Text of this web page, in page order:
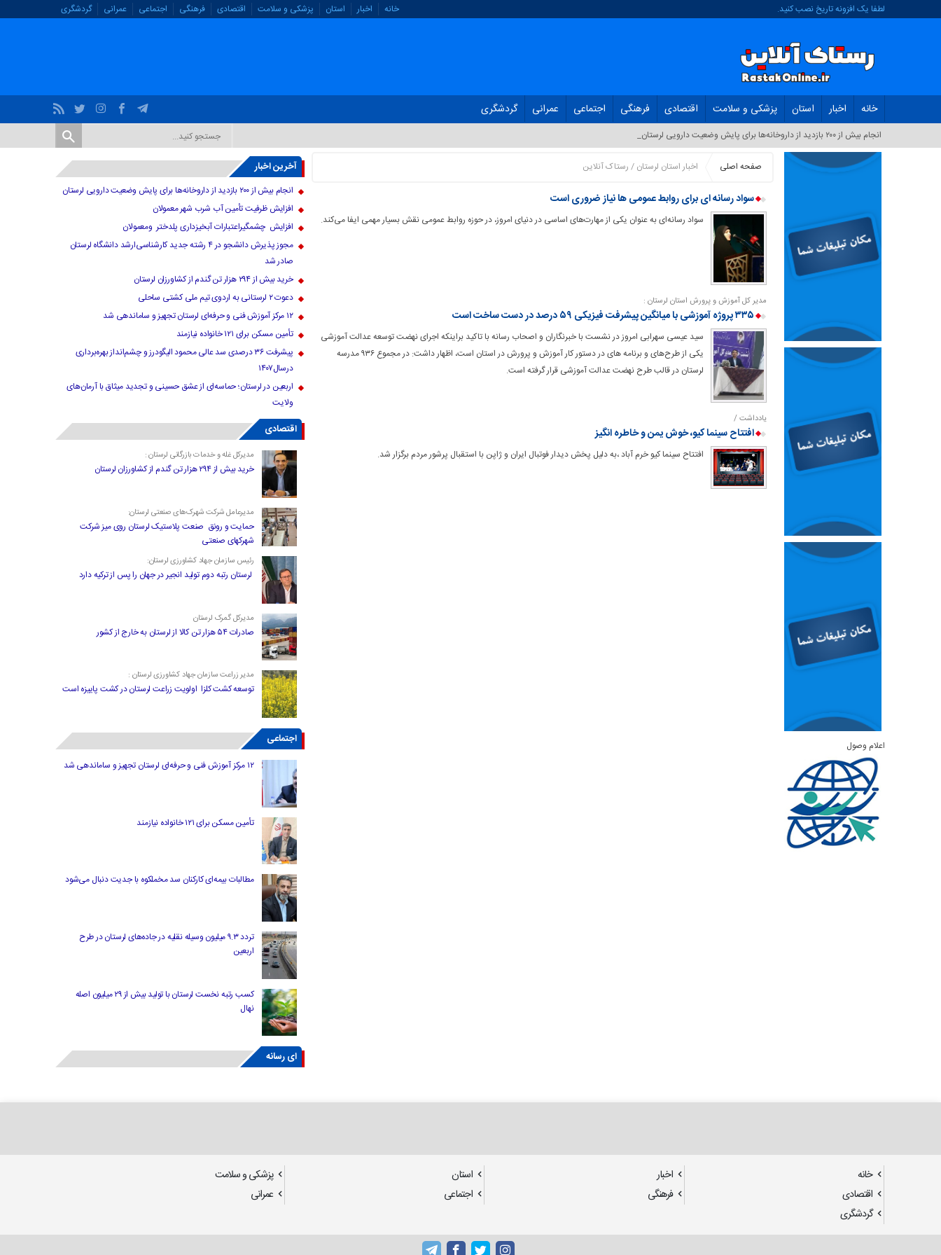
لطفا یک افزونه تاریخ نصب کنید. خانه اخبار استان پزشکی و سلامت اقتصادی فرهنگی اجتماعی عمرانی گردشگری
خانه اخبار استان پزشکی و سلامت اقتصادی فرهنگی اجتماعی عمرانی گردشگری
انجام بیش از ۲۰۰ بازدید از داروخانه‌ها برای پایش وضعیت دارویی لرستان_
صفحه اصلی اخبار استان لرستان / رستاک آنلاین
سواد رسانه ای برای روابط عمومی ها نیاز ضروری است
سواد رسانه‌ای به عنوان یکی از مهارت‌های اساسی در دنیای امروز، در حوزه روابط عمومی نقش بسیار مهمی ایفا می‌کند.
مدیر کل آموزش و پرورش استان لرستان :
۳۳۵ پروژه آموزشی با میانگین پیشرفت فیزیکی ۵۹ درصد در دست ساخت است
سید عیسی سهرابی امروز در نشست با خبرنگاران و اصحاب رسانه با تاکید براینکه اجرای نهضت توسعه عدالت آموزشی
یکی از طرح‌های و برنامه های در دستور کار آموزش و پرورش در استان است، اظهار داشت: در مجموع ۹۳۶ مدرسه
لرستان در قالب طرح نهضت عدالت آموزشی قرار گرفته است.
یادداشت /
افتتاح سینما کیو، خوش یمن و خاطره انگیز
افتتاح سینما کیو خرم آباد ،به دلیل پخش دیدار فوتبال ایران و ژاپن با استقبال پرشور مردم برگزار شد.
اعلام وصول
آخرین اخبار
انجام بیش از ۲۰۰ بازدید از داروخانه‌ها برای پایش وضعیت دارویی لرستان
افزایش ظرفیت تأمین آب شرب شهر معمولان
افزایش چشمگیراعتبارات آبخیزداری پلدختر ومعمولان
مجوز پذیرش دانشجو در ۴ رشته جدید کارشناسی‌ارشد دانشگاه لرستان
صادر شد
خرید بیش از ۲۹۴ هزار تن گندم از کشاورزان لرستان
دعوت ۲ لرستانی به اردوی تیم ملی کشتی ساحلی
۱۲ مرکز آموزش فنی و حرفه‌ای لرستان تجهیز و ساماندهی شد
تأمین مسکن برای ۱۲۱ خانواده نیازمند
پیشرفت ۳۶ درصدی سد عالی محمود الیگودرز و چشم‌انداز بهره‌برداری
درسال۱۴۰۷
اربعین در لرستان؛ حماسه‌ای از عشق حسینی و تجدید میثاق با آرمان‌های
ولایت
اقتصادی
مدیرکل غله و خدمات بازرگانی لرستان :
خرید بیش از ۲۹۴ هزار تن گندم از کشاورزان لرستان
مدیرعامل شرکت شهرک‌های صنعتی لرستان:
حمایت و رونق صنعت پلاستیک لرستان روی میز شرکت
شهرکهای صنعتی
رئیس سازمان جهاد کشاورزی لرستان:
لرستان رتبه دوم تولید انجیر در جهان را پس از ترکیه دارد
مدیرکل گمرک لرستان
صادرات ۵۴ هزار تن کالا از لرستان به خارج از کشور
مدیر زراعت سازمان جهاد کشاورزی لرستان :
توسعه کشت کلزا اولویت زراعت لرستان در کشت پاییزه است
اجتماعی
۱۲ مرکز آموزش فنی و حرفه‌ای لرستان تجهیز و ساماندهی شد
تأمین مسکن برای ۱۲۱ خانواده نیازمند
مطالبات بیمه‌ای کارکنان سد مخملکوه با جدیت دنبال می‌شود
تردد ۹.۳ میلیون وسیله نقلیه در جاده‌های لرستان در طرح
اربعین
کسب رتبه نخست لرستان با تولید بیش از ۲۹ میلیون اصله
نهال
ای رسانه
خانه اخبار استان
پزشکی و سلامت
اقتصادی
فرهنگی اجتماعی
عمرانی
گردشگری